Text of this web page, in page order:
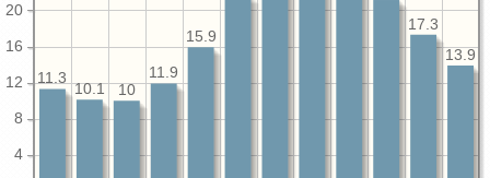
4
8
12
16
20
13.9
17.3
15.9
11.9
10
10.1
11.3